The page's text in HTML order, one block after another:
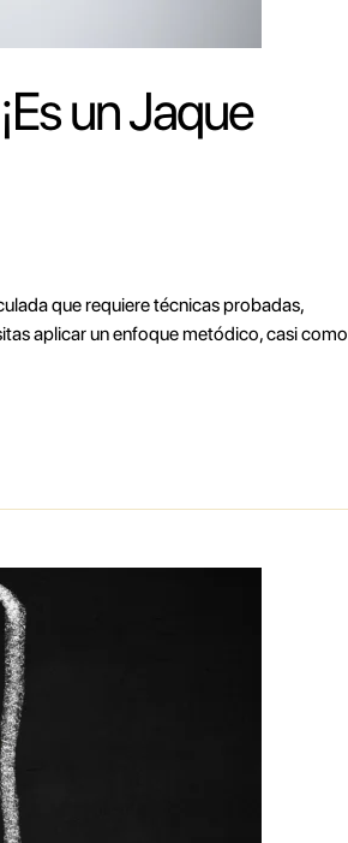
un Jaque
que requiere técnicas probadas,
aplicar un enfoque metódico, casi como